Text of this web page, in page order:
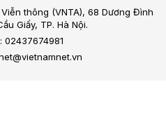
thông (VNTA), 68 Dương Đình
Giấy, TP. Hà Nội.
02437674981